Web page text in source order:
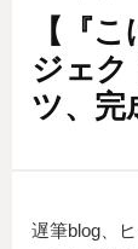
【『
ジェク
ツ、完
遅筆blog、